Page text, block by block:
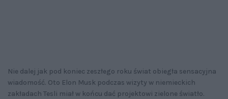
Nie dalej jak pod koniec zeszłego roku świat obiegła sensacyjna
wiadomość. Oto Elon Musk podczas wizyty w niemieckich
zakładach Tesli miał w końcu dać projektowi zielone światło.